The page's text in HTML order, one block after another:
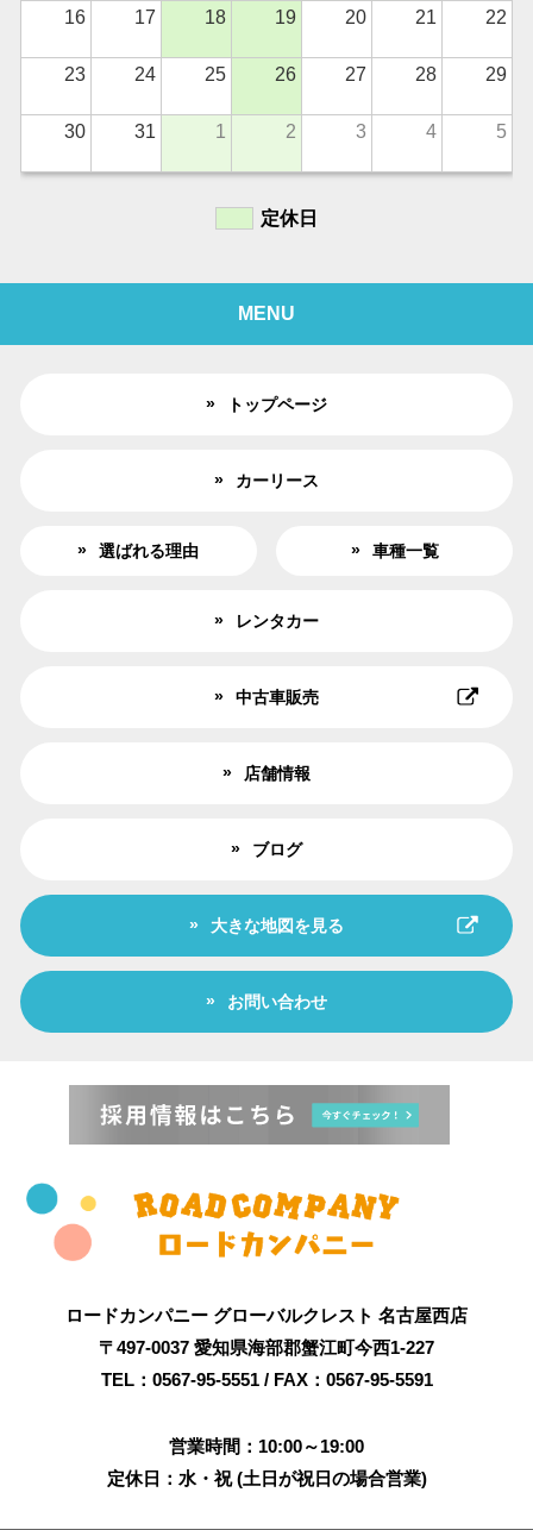
16 17 18 19 20 21 22
23 24 25 26 27 28 29
30 31 1 2 3 4 5
定休日
MENU
トップページ
カーリース
選ばれる理由 車種一覧
レンタカー
中古車販売
店舗情報
ブログ
大きな地図を見る
お問い合わせ
ロードカンパニー グローバルクレスト 名古屋西店
〒497-0037 愛知県海部郡蟹江町今西1-227
TEL：0567-95-5551 / FAX：0567-95-5591
営業時間：10:00～19:00
定休日：水・祝 (土日が祝日の場合営業)